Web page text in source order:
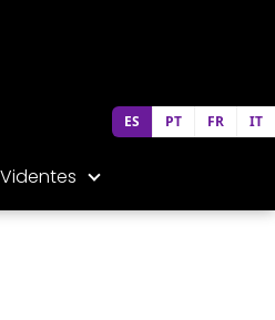
Videntes
ES PT FR IT